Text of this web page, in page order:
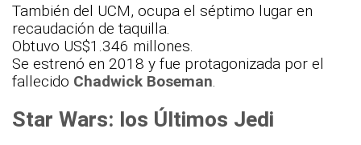
También del UCM, ocupa el séptimo lugar en
recaudación de taquilla.
Obtuvo US$1.346 millones.
Se estrenó en 2018 y fue protagonizada por el
fallecido Chadwick Boseman
Star Wars: los Últimos Jedi